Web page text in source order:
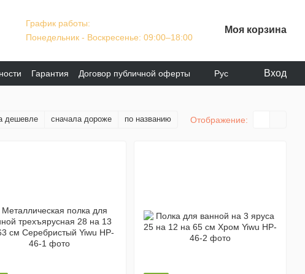
График работы:
Понедельник - Воскресенье: 09:00–18:00
Моя корзина
Гарантия
Договор публичной оферты
Рус Вход
дешевле сначала дороже по названию Отображение: